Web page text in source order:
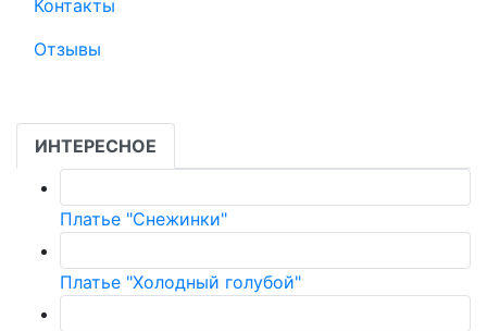
Контакты
Отзывы
ИНТЕРЕСНОЕ
Платье "Снежинки"
Платье "Холодный голубой"